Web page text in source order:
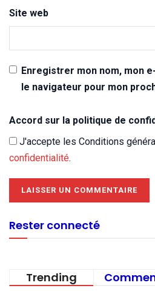
Site web
Enregistrer mon nom, mon
le navigateur pour mon
Accord sur la politique de
J'accepte les Conditions
confidentialité.
Rester connecté
Trending